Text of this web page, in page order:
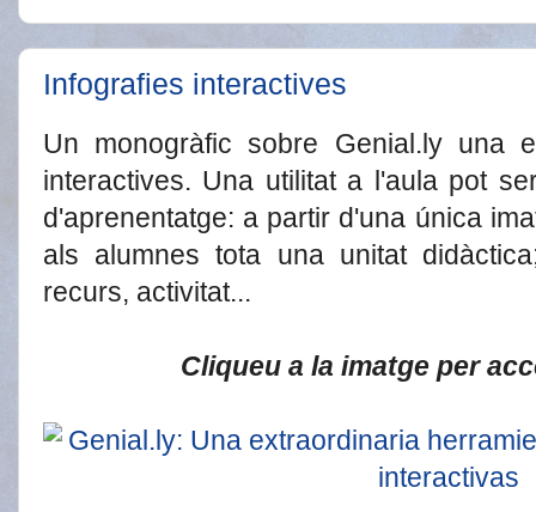
Infografies interactives
Un monogràfic sobre Genial.ly una
interactives. Una utilitat a l'aula pot
d'aprenentatge: a partir d'una única
als alumnes tota una unitat
recurs, activitat...
Cliqueu a la imatge per